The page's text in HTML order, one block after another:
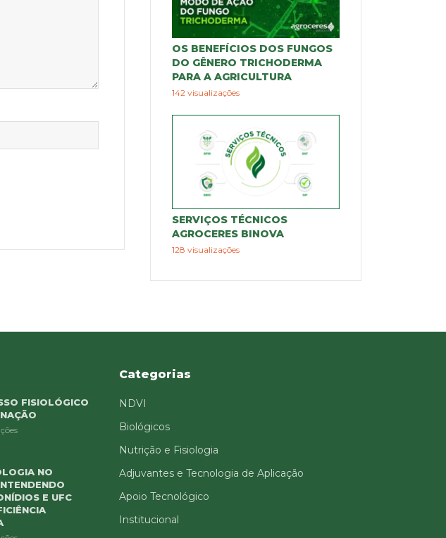
OS BENEFÍCIOS DOS FUNGOS
DO GÊNERO TRICHODERMA
PARA A AGRICULTURA
142 visualizações
SERVIÇOS TÉCNICOS
AGROCERES BINOVA
128 visualizações
FISIOLÓGICO
NO
E UFC
Categorias
NDVI
Biológicos
Nutrição e Fisiologia
Adjuvantes e Tecnologia de Aplicação
Apoio Tecnológico
Institucional